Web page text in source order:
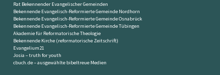
Rat Bekennender Evangelischer Gemeinden
Bekennende Evangelisch-Reformierte Gemeinde Nordhorn
Bekennende Evangelisch-Reformierte Gemeinde Osnabrück
Bekennende Evangelisch-Reformierte Gemeinde Tübingen
Akademie für Reformatorische Theologie
Bekennende Kirche (reformatorische Zeitschrift)
Evangelium21
Josia – truth for youth
cbuch.de – ausgewählte bibeltreue Medien